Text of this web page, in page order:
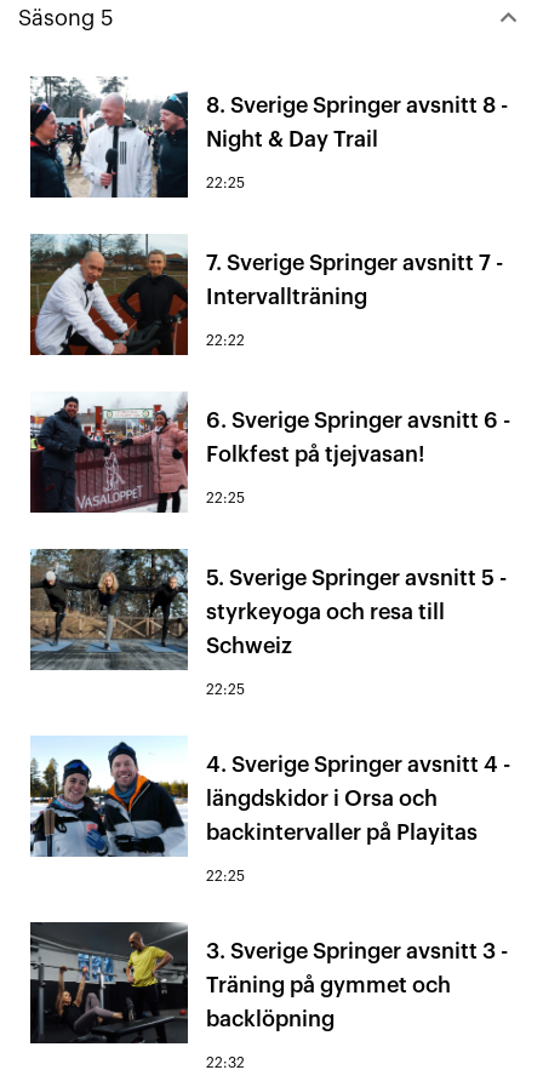
Säsong 5 keyboard_arrow_down
8. Sverige Springer avsnitt 8 -
Night & Day Trail
22:25
7. Sverige Springer avsnitt 7 -
Intervallträning
22:22
6. Sverige Springer avsnitt 6 -
Folkfest på tjejvasan!
22:25
5. Sverige Springer avsnitt 5 -
styrkeyoga och resa till
Schweiz
22:25
4. Sverige Springer avsnitt 4 -
längdskidor i Orsa och
backintervaller på Playitas
22:25
3. Sverige Springer avsnitt 3 -
Träning på gymmet och
backlöpning
22:32